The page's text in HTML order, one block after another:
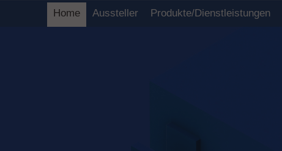
Home Aussteller Produkte/Dienstleistungen